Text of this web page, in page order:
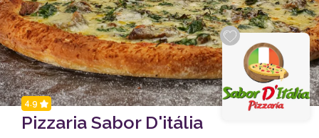
4.9
Pizzaria Sabor D'itália